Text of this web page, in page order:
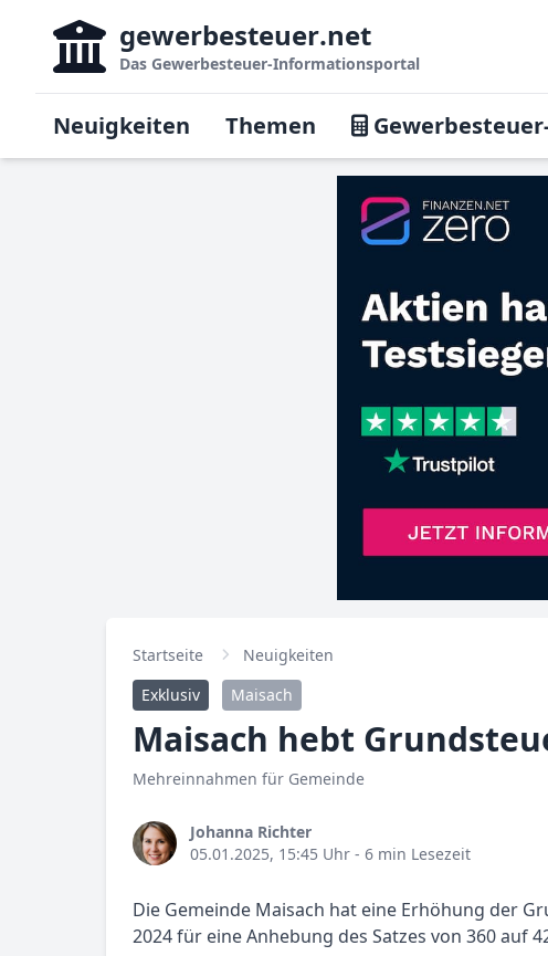
gewerbesteuer.net
Das Gewerbesteuer-Informationsportal
Neuigkeiten Themen
Startseite
Neuigkeiten
Exklusiv
Maisach
Maisach hebt
Mehreinnahmen für Gemeinde
Johanna Richter
05.01.2025, 15:45 Uhr - 6 min Lesezeit
Die Gemeinde Maisach hat eine Erhöhung der
2024 für eine Anhebung des Satzes von 360 auf